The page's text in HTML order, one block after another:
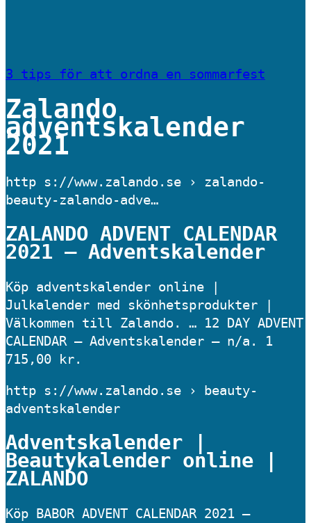
3 tips för att ordna en sommarfest
Zalando
adventskalender
2021
http s://www.zalando.se › zalando-
beauty-zalando-adve…
ZALANDO ADVENT CALENDAR
2021 – Adventskalender
Köp adventskalender online |
Julkalender med skönhetsprodukter |
Välkommen till Zalando. … 12 DAY ADVENT
CALENDAR – Adventskalender – n/a. 1
715,00 kr.
http s://www.zalando.se › beauty-
adventskalender
Adventskalender |
Beautykalender online |
ZALANDO
Köp BABOR ADVENT CALENDAR 2021 –